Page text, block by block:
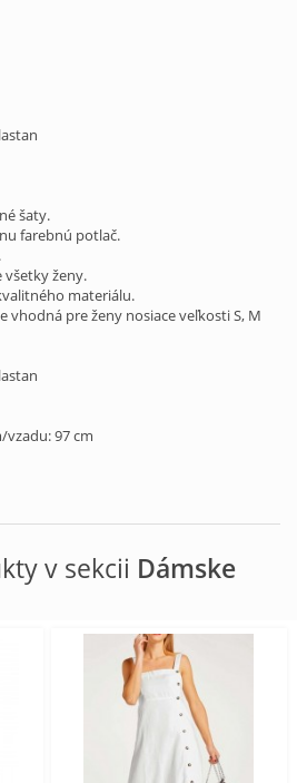
šaty.
farebnú potlač.
všetky ženy.
materiálu.
vhodná pre ženy nosiace veľkosti S, M
vzadu: 97 cm
v sekcii Dámske